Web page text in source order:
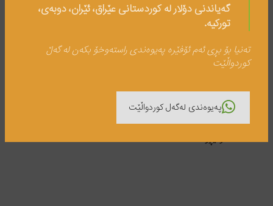
گەیاندنی دۆلار لە کوردستانی عێراق، ئێران، دوبەی،
تورکیە.
تەنیا بۆ بڕی ئەم ئۆفێرە پەیوەندی راستەوخۆ بکەن لە گەڵ
کوردواڵێت
پەیوەندی لەگەل کوردواڵێت
باشرین واڵێتەکان بۆ مۆنێرو
واڵێتی سەخت ئامێر
Home مۆنێڕۆ